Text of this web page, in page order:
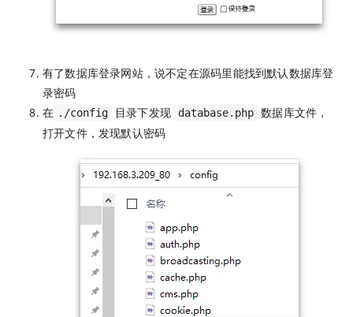
有了数据库登录网站，说不定在源码里能找到默认数据库登
录密码
在 ./config 目录下发现 database.php 数据库文件，
打开文件，发现默认密码